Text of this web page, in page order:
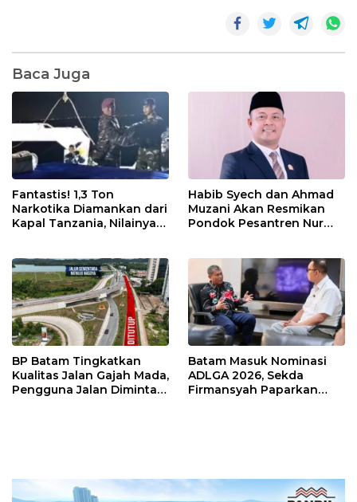
Baca Juga
Fantastis! 1,3 Ton
Narkotika Diamankan dari
Kapal Tanzania, Nilainya
Habib Syech dan Ahmad
Muzani Akan Resmikan
Pondok Pesantren Nur
BP Batam Tingkatkan
Kualitas Jalan Gajah Mada,
Pengguna Jalan Diminta
Batam Masuk Nominasi
ADLGA 2026, Sekda
Firmansyah Paparkan